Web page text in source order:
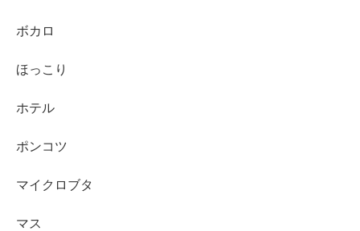
ボカロ
ほっこり
ホテル
ポンコツ
マイクロブタ
マス